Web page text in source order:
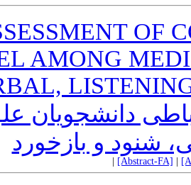
OF
AMONG
دانشجویان
شنود و بازخورد
[Abstract-FA]